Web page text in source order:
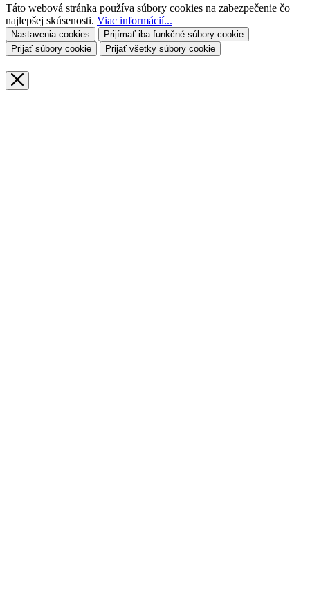
Táto webová stránka používa súbory cookies na zabezpečenie čo
najlepšej skúsenosti. Viac informácií...
Nastavenia cookies
Prijímať iba funkčné súbory cookie
Prijať súbory cookie
Prijať všetky súbory cookie